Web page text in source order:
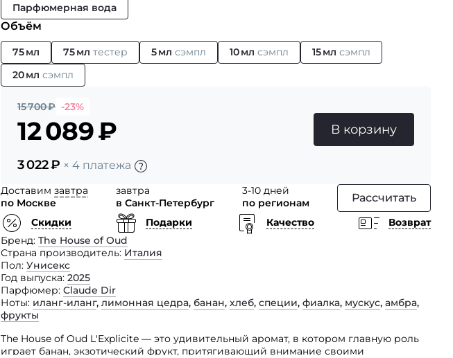
Парфюмерная вода
Объём
75 мл 75 мл тестер 5 мл сэмпл 10 мл сэмпл 15 мл сэмпл
20 мл сэмпл
15 700₽ -23%
12 089₽
3 022₽ × 4 платежа
В корзину
Доставим завтра
по Москве
завтра
в Санкт-Петербург
3-10 дней
по регионам
Рассчитать
Скидки Подарки Качество
Возврат
Бренд The House of Oud
Страна производитель Италия
Пол Унисекс
Год выпуска 2025
Парфюмер Claude Dir
Ноты иланг-иланг, лимонная цедра, банан, хлеб, специи, фиалка, мускус, амбра,
фрукты
The House of Oud L'Explicite — это удивительный аромат, в котором главную роль
играет банан, экзотический фрукт, притягивающий внимание своими